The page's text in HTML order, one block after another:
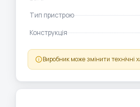
Тип пристрою
Конструкція
Виробник може змінити технічні